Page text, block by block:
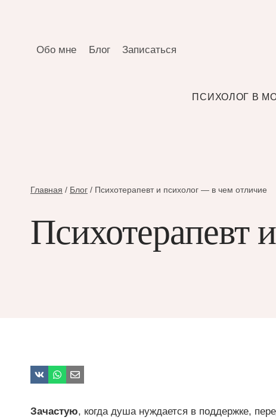
Обо мне Блог Записаться
ПСИХОЛОГ В
Главная / Блог / Психотерапевт и психолог — в чем отличие
Психотерапевт
Зачастую, когда душа нуждается в поддержке,